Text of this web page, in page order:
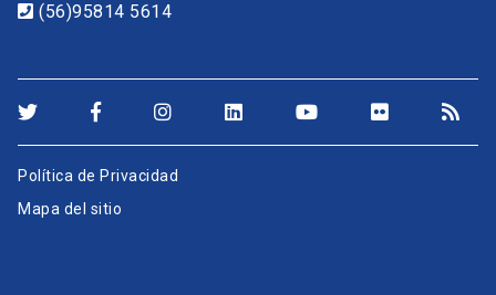
(56)95814 5614
Política de Privacidad
Mapa del sitio